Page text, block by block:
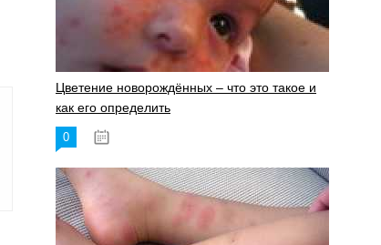
Цветение новорождённых – что это такое и
как его определить
0